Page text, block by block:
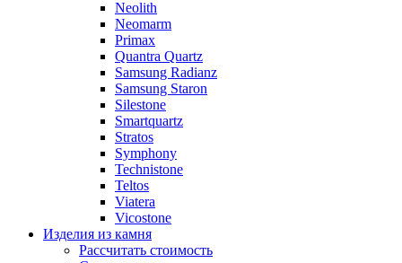
Neolith
Neomarm
Primax
Quantra Quartz
Samsung Radianz
Samsung Staron
Silestone
Smartquartz
Stratos
Symphony
Technistone
Teltos
Viatera
Vicostone
Изделия из камня
Рассчитать стоимость